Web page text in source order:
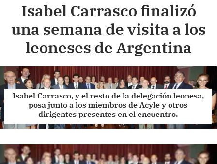
Isabel Carrasco finalizó
una semana de visita a los
leoneses de Argentina
Isabel Carrasco, y el resto de la delegación leonesa,
posa junto a los miembros de Acyle y otros
dirigentes presentes en el encuentro.